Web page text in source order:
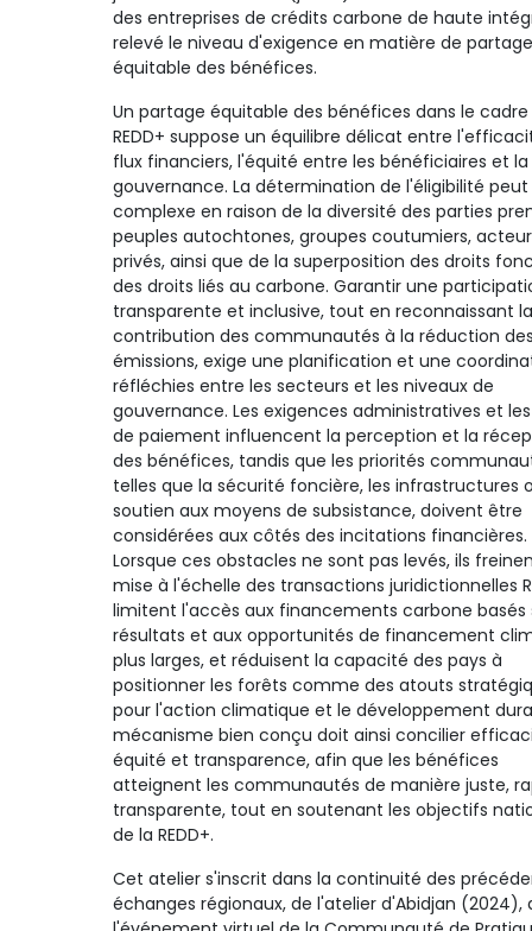
des entreprises de crédits carbone de haute
relevé le niveau d'exigence en matière de partage
équitable des bénéfices.
Un partage équitable des bénéfices dans le cadre
REDD+ suppose un équilibre délicat entre
flux financiers, l'équité entre les bénéficiaires et
gouvernance. La détermination de l'éligibilité
complexe en raison de la diversité des parties
peuples autochtones, groupes coutumiers,
privés, ainsi que de la superposition des droits
des droits liés au carbone. Garantir une
transparente et inclusive, tout en reconnaissant la
contribution des communautés à la réduction
émissions, exige une planification et une
réfléchies entre les secteurs et les niveaux de
gouvernance. Les exigences administratives et
de paiement influencent la perception et la
des bénéfices, tandis que les priorités
telles que la sécurité foncière, les infrastructures
soutien aux moyens de subsistance, doivent être
considérées aux côtés des incitations financières.
Lorsque ces obstacles ne sont pas levés, ils
mise à l'échelle des transactions juridictionnelles
limitent l'accès aux financements carbone basés
résultats et aux opportunités de financement
plus larges, et réduisent la capacité des pays à
positionner les forêts comme des atouts
pour l'action climatique et le développement
mécanisme bien conçu doit ainsi concilier
équité et transparence, afin que les bénéfices
atteignent les communautés de manière juste,
transparente, tout en soutenant les objectifs
de la REDD+.
Cet atelier s'inscrit dans la continuité des
échanges régionaux, de l'atelier d'Abidjan (2024),